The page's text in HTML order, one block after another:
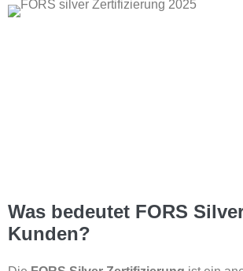
Was bedeutet FORS
Kunden?